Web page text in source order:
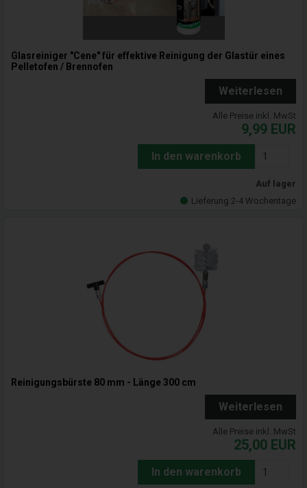
Glasreiniger "Cene" für effektive Reinigung der Glastür eines
Pelletofen / Brennofen
Weiterlesen
Alle Preise inkl. MwSt
9,99 EUR
In den warenkorb
Auf lager
Lieferung 2-4 Wochentage
Reinigungsbürste 80 mm - Länge 300 cm
Weiterlesen
Alle Preise inkl. MwSt
25,00 EUR
In den warenkorb